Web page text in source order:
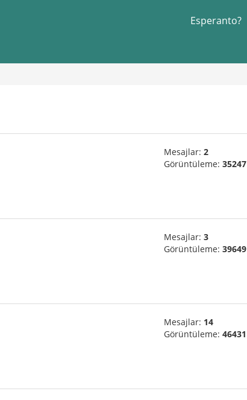
Esperanto?
Mesajlar: 2
Görüntüleme: 35247
Mesajlar: 3
Görüntüleme: 39649
Mesajlar: 14
Görüntüleme: 46431